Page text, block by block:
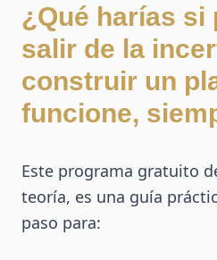
¿Qué harías si
salir de la
construir un
funcione,
Este programa gratuito
teoría, es una guía
paso para: